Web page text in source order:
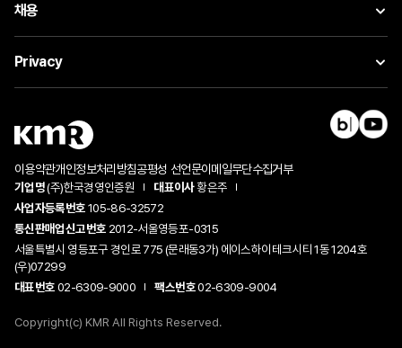
채용
Privacy
이용약관개인정보처리방침공평성 선언문이메일무단수집거부
기업명(주)한국경영인증원 대표이사황은주
사업자등록번호105-86-32572
통신판매업신고번호 2012-서울영등포-0315
서울특별시 영등포구 경인로 775 (문래동3가) 에이스하이테크시티 1동 1204호
(우)07299
대표번호02-6309-9000 팩스번호02-6309-9004
Copyright(c) KMR All Rights Reserved.